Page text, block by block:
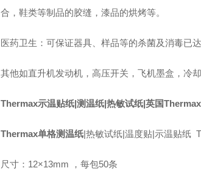
合，鞋类等制品的胶缝，漆品的烘烤等。
医药卫生：可保证器具、样品等的杀菌及消毒已达
其他如直升机发动机，高压开关，飞机墨盒，冷
Thermax示温贴纸|测温纸|热敏试纸|英国Thermax
Thermax单格测温纸|热敏试纸|温度贴|示温贴纸
尺寸：12×13mm ，每包50条